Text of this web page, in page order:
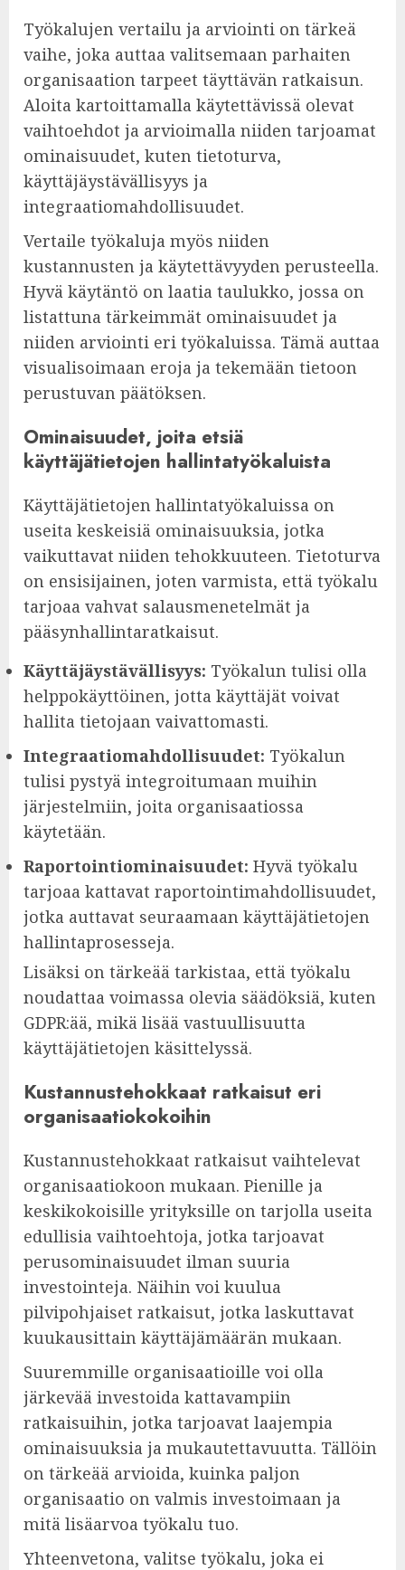
Työkalujen vertailu ja arviointi on tärkeä
vaihe, joka auttaa valitsemaan parhaiten
organisaation tarpeet täyttävän ratkaisun.
Aloita kartoittamalla käytettävissä olevat
vaihtoehdot ja arvioimalla niiden tarjoamat
ominaisuudet, kuten tietoturva,
käyttäjäystävällisyys ja
integraatiomahdollisuudet.
Vertaile työkaluja myös niiden
kustannusten ja käytettävyyden perusteella.
Hyvä käytäntö on laatia taulukko, jossa on
listattuna tärkeimmät ominaisuudet ja
niiden arviointi eri työkaluissa. Tämä auttaa
visualisoimaan eroja ja tekemään tietoon
perustuvan päätöksen.
Ominaisuudet, joita etsiä
käyttäjätietojen hallintatyökaluista
Käyttäjätietojen hallintatyökaluissa on
useita keskeisiä ominaisuuksia, jotka
vaikuttavat niiden tehokkuuteen. Tietoturva
on ensisijainen, joten varmista, että työkalu
tarjoaa vahvat salausmenetelmät ja
pääsynhallintaratkaisut.
Käyttäjäystävällisyys: Työkalun tulisi olla
helppokäyttöinen, jotta käyttäjät voivat
hallita tietojaan vaivattomasti.
Integraatiomahdollisuudet: Työkalun
tulisi pystyä integroitumaan muihin
järjestelmiin, joita organisaatiossa
käytetään.
Raportointiominaisuudet: Hyvä työkalu
tarjoaa kattavat raportointimahdollisuudet,
jotka auttavat seuraamaan käyttäjätietojen
hallintaprosesseja.
Lisäksi on tärkeää tarkistaa, että työkalu
noudattaa voimassa olevia säädöksiä, kuten
GDPR:ää, mikä lisää vastuullisuutta
käyttäjätietojen käsittelyssä.
Kustannustehokkaat ratkaisut eri
organisaatiokokoihin
Kustannustehokkaat ratkaisut vaihtelevat
organisaatiokoon mukaan. Pienille ja
keskikokoisille yrityksille on tarjolla useita
edullisia vaihtoehtoja, jotka tarjoavat
perusominaisuudet ilman suuria
investointeja. Näihin voi kuulua
pilvipohjaiset ratkaisut, jotka laskuttavat
kuukausittain käyttäjämäärän mukaan.
Suuremmille organisaatioille voi olla
järkevää investoida kattavampiin
ratkaisuihin, jotka tarjoavat laajempia
ominaisuuksia ja mukautettavuutta. Tällöin
on tärkeää arvioida, kuinka paljon
organisaatio on valmis investoimaan ja
mitä lisäarvoa työkalu tuo.
Yhteenvetona, valitse työkalu, joka ei